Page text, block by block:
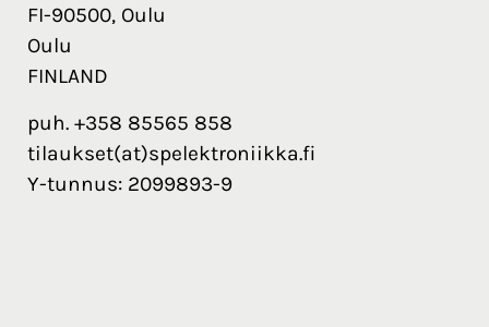
FI-90500, Oulu
Oulu
FINLAND
puh. +358 85565 858
tilaukset(at)spelektroniikka.fi
Y-tunnus: 2099893-9